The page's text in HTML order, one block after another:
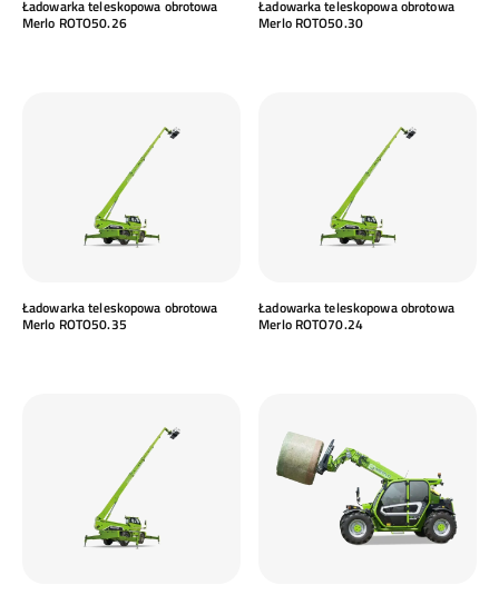
Ładowarka teleskopowa obrotowa
Merlo ROTO50.26
Ładowarka teleskopowa obrotowa
Merlo ROTO50.30
Ładowarka teleskopowa obrotowa
Merlo ROTO50.35
Ładowarka teleskopowa obrotowa
Merlo ROTO70.24